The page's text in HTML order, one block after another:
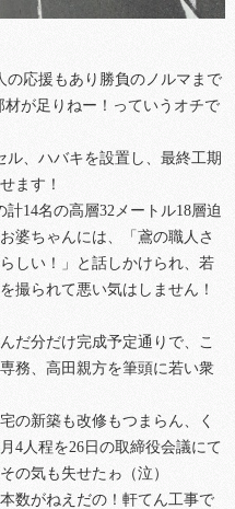
の応援もあり勝負のノルマまで
が足りねー！っていうオチで
、ハバキを設置し、最終工期
ます！
14名の高層32メートル18層迫
婆ちゃんには、「鳶の職人さ
しい！」と話しかけられ、若
撮られて悪い気はしません！
だ分だけ完成予定通りで、こ
務、高田親方を筆頭に若い衆
の新築も改修もつまらん、く
4人程を26日の取締役会議にて
の気も失せたゎ（泣）
数がねえだの！軒てん工事で